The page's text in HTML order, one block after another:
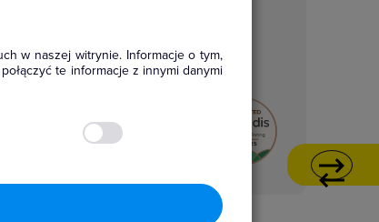
w naszej witrynie. Informacje o tym,
te informacje z innymi danymi